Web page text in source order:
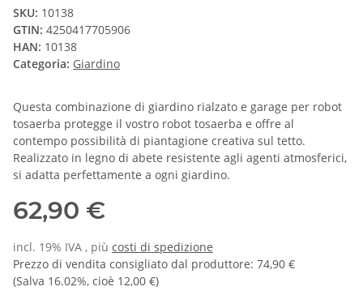
SKU: 10138
GTIN: 4250417705906
HAN: 10138
Categoria: Giardino
Questa combinazione di giardino rialzato e garage per robot
tosaerba protegge il vostro robot tosaerba e offre al
contempo possibilità di piantagione creativa sul tetto.
Realizzato in legno di abete resistente agli agenti atmosferici,
si adatta perfettamente a ogni giardino.
62,90 €
incl. 19% IVA , più costi di spedizione
Prezzo di vendita consigliato dal produttore: 74,90 €
(Salva 16.02%, cioè 12,00 €)